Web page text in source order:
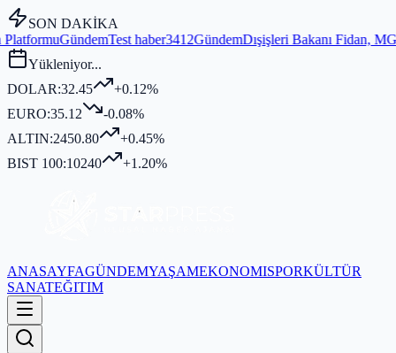
SON DAKİKA
Test haber3412GündemDışişleri Bakanı Fidan, MGK Genel
Yükleniyor...
DOLAR:32.45
+0.12%
EURO:35.12
-0.08%
ALTIN:2450.80
+0.45%
BIST 100:10240 +1.20%
ANASAYFAGÜNDEMYAŞAMEKONOMISPORKÜLTÜR
SANATEĞITIM